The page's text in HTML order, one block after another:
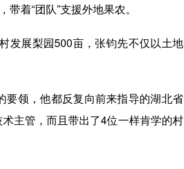
着“团队”支援外地果农。
展梨园500亩，张钧先不仅以土地
领，他都反复向前来指导的湖北省
主管，而且带出了4位一样肯学的村